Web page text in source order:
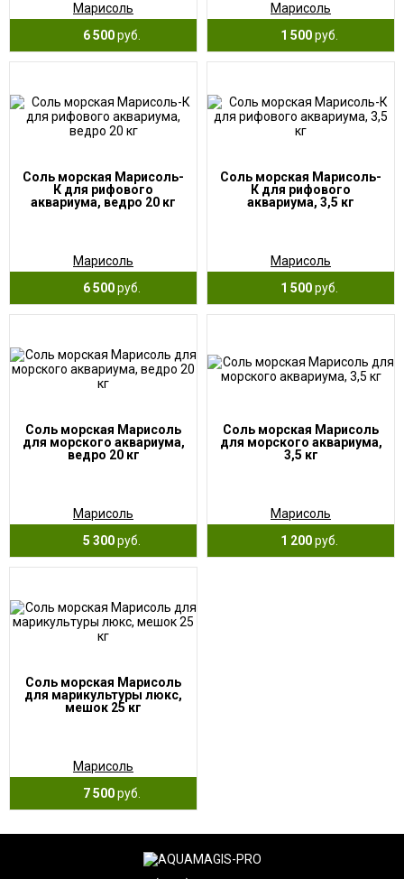
Марисоль
6 500руб.
Марисоль
1 500руб.
Соль морская Марисоль-
К для рифового
аквариума, ведро 20 кг
Марисоль
6 500руб.
Соль морская Марисоль-
К для рифового
аквариума, 3,5 кг
Марисоль
1 500руб.
Соль морская Марисоль
для морского аквариума,
ведро 20 кг
Марисоль
5 300руб.
Соль морская Марисоль
для морского аквариума,
3,5 кг
Марисоль
1 200руб.
Соль морская Марисоль
для марикультуры люкс,
мешок 25 кг
Марисоль
7 500руб.